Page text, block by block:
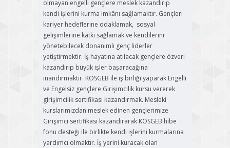
olmayan engelli gençlere meslek kazandırıp
kendi işlerini kurma imkânı sağlamaktır. Gençleri
kariyer hedeflerine odaklamak, sosyal
gelişimlerine katkı sağlamak ve kendilerini
yönetebilecek donanımlı genç liderler
yetiştirmektir. İş hayatına atılacak gençlere özveri
kazandırıp büyük işler başaracağına
inandırmaktır. KOSGEB ile iş birliği yaparak Engelli
ve Engelsiz gençlere Girişimcilik kursu vererek
girişimcilik sertifikası kazandırmak. Mesleki
kurslarımızdan meslek edinen gençlerimize
Girişimci sertifikası kazandırarak KOSGEB hibe
fonu desteği ile birlikte kendi işlerini kurmalarına
yardımcı olmaktır. İş yerini kuracak olan